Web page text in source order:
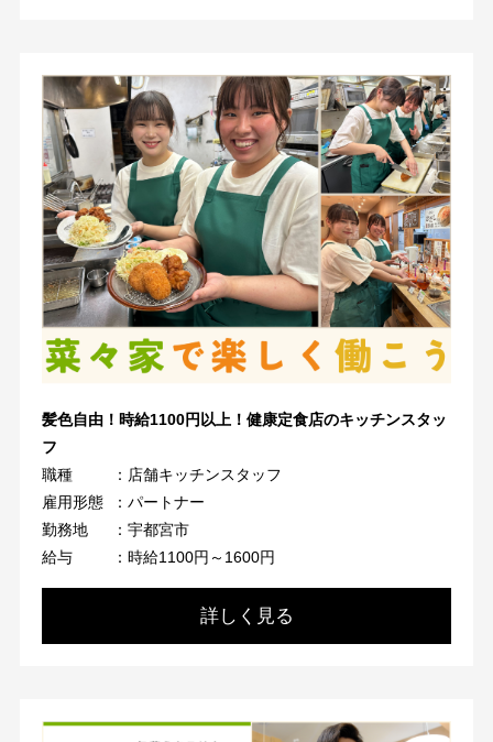
髪色自由！時給1100円以上！健康定食店のキッチンスタッ
フ
職種
：店舗キッチンスタッフ
雇用形態
：パートナー
勤務地
：宇都宮市
給与
：時給1100円～1600円
詳しく見る